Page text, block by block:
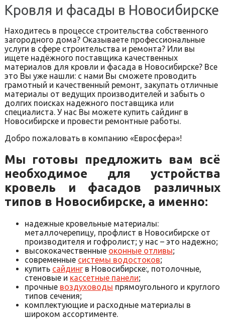
Кровля и фасады в Новосибирске
Находитесь в процессе строительства собственного
загородного дома? Оказываете профессиональные
услуги в сфере строительства и ремонта? Или вы
ищете надёжного поставщика качественных
материалов для кровли и фасада в Новосибирске? Все
это Вы уже нашли: с нами Вы сможете проводить
грамотный и качественный ремонт, закупать отличные
материалы от ведущих производителей и забыть о
долгих поисках надежного поставщика или
специалиста. У нас Вы можете купить сайдинг в
Новосибирске и провести ремонтные работы.
Добро пожаловать в компанию «Евросфера»!
Мы готовы предложить вам всё
необходимое для устройства
кровель и фасадов различных
типов в Новосибирске, а именно:
надежные кровельные материалы:
металлочерепицу, профлист в Новосибирске от
производителя и гофролист; у нас – это надежно;
высококачественные оконные отливы;
современные системы водостоков;
купить сайдингв Новосибирске:, потолочные,
стеновые и кассетные панели;
прочные воздуховоды прямоугольного и круглого
типов сечения;
комплектующие и расходные материалы в
широком ассортименте.